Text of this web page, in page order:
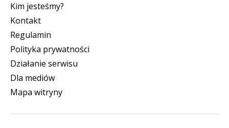
Kim jesteśmy?
Kontakt
Regulamin
Polityka prywatności
Działanie serwisu
Dla mediów
Mapa witryny